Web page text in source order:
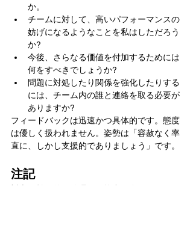
か。
チームに対して、高いパフォーマンスの
妨げになるようなことを私はしただろう
か?
今後、さらなる価値を付加するためには
何をすべきでしょうか?
問題に対処したり関係を強化したりする
には、チーム内の誰と連絡を取る必要が
ありますか?
フィードバックは迅速かつ具体的です。態度
は優しく扱われません。姿勢は「容赦なく率
直に、しかし支援的でありましょう」です。
注記